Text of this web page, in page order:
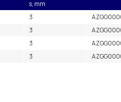
s, mm
3
3
3
3